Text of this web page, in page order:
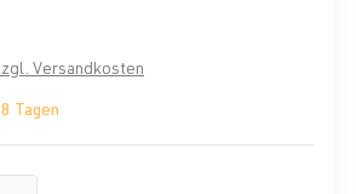
Versandkosten
Tagen